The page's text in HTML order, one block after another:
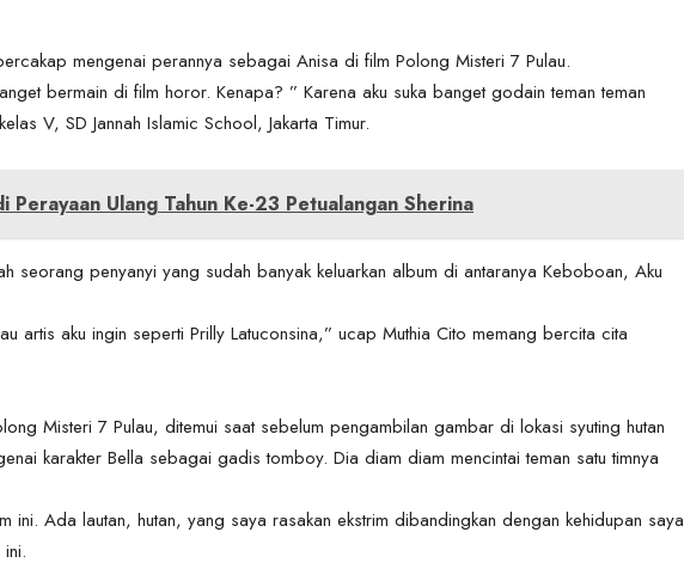
mengenai perannya sebagai Anisa di film Polong Misteri 7 Pulau.
bermain di film horor. Kenapa? ” Karena aku suka banget godain teman teman
V, SD Jannah Islamic School, Jakarta Timur.
Perayaan Ulang Tahun Ke-23 Petualangan Sherina
seorang penyanyi yang sudah banyak keluarkan album di antaranya Keboboan, Aku
artis aku ingin seperti Prilly Latuconsina,” ucap Muthia Cito memang bercita cita
Misteri 7 Pulau, ditemui saat sebelum pengambilan gambar di lokasi syuting hutan
karakter Bella sebagai gadis tomboy. Dia diam diam mencintai teman satu timnya
ini. Ada lautan, hutan, yang saya rasakan ekstrim dibandingkan dengan kehidupan saya